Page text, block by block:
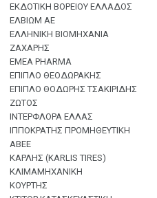
ΕΚΔΟΤΙΚΗ ΒΟΡΕΙΟΥ ΕΛΛΑΔΟΣ
ΕΛΒΙΩΜ ΑΕ
ΕΛΛΗΝΙΚΗ ΒΙΟΜΗΧΑΝΙΑ
ΖΑΧΑΡΗΣ
ΕΜΕΑ PHARMA
ΕΠΙΠΛΟ ΘΕΟΔΩΡΑΚΗΣ
ΕΠΙΠΛΟ ΘΟΔΩΡΗΣ ΤΣΑΚΙΡΙΔΗΣ
ΖΩΤΟΣ
ΙΝΤΕΡΦΛΟΡΑ ΕΛΛΑΣ
ΙΠΠΟΚΡΑΤΗΣ ΠΡΟΜΗΘΕΥΤΙΚΗ
ΑΒΕΕ
ΚΑΡΛΗΣ (KARLIS TIRES)
ΚΛΙΜΑΜΗΧΑΝΙΚΗ
ΚΟΥΡΤΗΣ